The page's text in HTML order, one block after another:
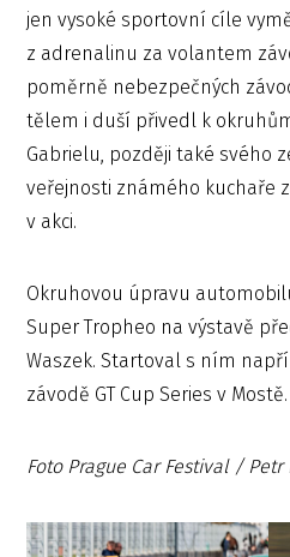
jen vysoké sportovní cíle
z adrenalinu za volantem
poměrně nebezpečných
tělem i duší přivedl k
Gabrielu, později také svého
veřejnosti známého kuchaře
v akci.
Okruhovou úpravu
Super Tropheo na výstavě
Waszek. Startoval s ním
závodě GT Cup Series v Mostě.
Foto Prague Car Festival / Petr